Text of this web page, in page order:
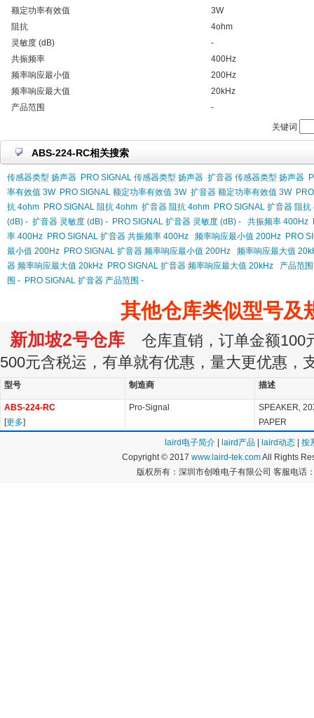
额定功率有效值
3W
阻抗
4ohm
灵敏度 (dB)
-
共振频率
400Hz
频率响应最小值
200Hz
频率响应最大值
20kHz
产品范围
-
关键词
ABS-224-RC相关搜索
传感器类型 扬声器 PRO SIGNAL 传感器类型 扬声器 扩音器 传感器类型 扬声器
率有效值 3W PRO SIGNAL 额定功率有效值 3W 扩音器 额定功率有效值 3W
抗 4ohm PRO SIGNAL 阻抗 4ohm 扩音器 阻抗 4ohm PRO SIGNAL 扩音器 阻抗
(dB) - 扩音器 灵敏度 (dB) - PRO SIGNAL 扩音器 灵敏度 (dB) - 共振频率 400Hz
率 400Hz PRO SIGNAL 扩音器 共振频率 400Hz 频率响应最小值 200Hz PRO
最小值 200Hz PRO SIGNAL 扩音器 频率响应最小值 200Hz
频率响应最大值
器 频率响应最大值 20kHz PRO SIGNAL 扩音器 频率响应最大值 20kHz
产品范
围 - PRO SIGNAL 扩音器 产品范围 -
其他仓库类似型号及
新加坡2号仓库 仓库直销，订单金额100
500元含税运，有单就有优惠，量大更优惠，
型号 制造商 描述
ABS-224-RC
[更多]
Pro-Signal
SPEAKER,
PAPER
laird电子简介 laird产品 laird动态
按
Copyright © 2017 www.laird-tek.comAll Rights
版权所有：深圳市创唯电子有限公司 客服电话